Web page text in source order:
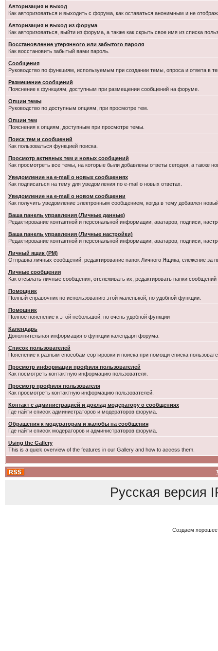
Авторизация и выход
Как авторизоваться и выходить с форума, как оставаться анонимным и не
Авторизация и выход из форума
Как авторизоваться, выйти из форума, а также как скрыть свое имя из списка
Восстановление утерянного или забытого пароля
Как восстановить забытый вами пароль.
Сообщения
Руководство по функциям, используемым при создании темы, опроса и ответа в
Размещение сообщений
Пояснение к функциям, доступным при размещении сообщений на форуме.
Опции темы
Руководство по доступным опциям, при просмотре тем.
Опции тем
Пояснения к опциям, доступным при просмотре темы.
Поиск тем и сообщений
Как пользоваться функцией поиска.
Просмотр активных тем и новых сообщений
Как просмотреть все темы, на которые были добавлены ответы сегодня, а также
Уведомление на e-mail о новых сообщениях
Как подписаться на тему для уведомления по e-mail о новых ответах.
Уведомление на е-mail о новом сообщении
Как получить уведомление электронным сообщением, когда в тему добавлен
Ваша панель управления (Личные данные)
Редактирование контактной и персональной информации, аватаров, подписи,
Ваша панель управления (Личные настройки)
Редактирование контактной и персональной информации, аватаров, подписи,
Личный ящик (PM)
Отправка личных сообщений, редактирование папок Личного Ящика, слежение за
Личные сообщения
Как отсылать личные сообщения, отслеживать их, редактировать папки
Помощник
Полный справочник по использованию этой маленькой, но удобной функции.
Помошник
Полное пояснение к этой небольшой, но очень удобной функции
Календарь
Дополнительная информация о функции календаря форума.
Список пользователей
Пояснение к разным способам сортировки и поиска при помощи списка
Просмотр информации профиля пользователей
Как посмотреть контактную информацию пользователя.
Просмотр профиля пользователя
Как просмотреть контактную информацию пользователей.
Контакт с администрацией и доклад модератору о сообщениях
Где найти список администраторов и модераторов форума.
Обращения к модераторам и жалобы на сообщения
Где найти список модераторов и администраторов форума.
Using the Gallery
This is a quick overview of the features in our Gallery and how to access them.
Русская версия
Создаем